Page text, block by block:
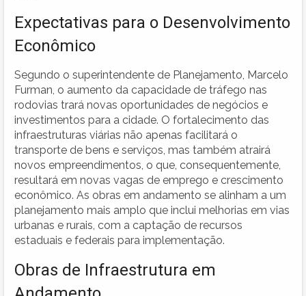
Expectativas para o Desenvolvimento
Econômico
Segundo o superintendente de Planejamento, Marcelo
Furman, o aumento da capacidade de tráfego nas
rodovias trará novas oportunidades de negócios e
investimentos para a cidade. O fortalecimento das
infraestruturas viárias não apenas facilitará o
transporte de bens e serviços, mas também atrairá
novos empreendimentos, o que, consequentemente,
resultará em novas vagas de emprego e crescimento
econômico. As obras em andamento se alinham a um
planejamento mais amplo que inclui melhorias em vias
urbanas e rurais, com a captação de recursos
estaduais e federais para implementação.
Obras de Infraestrutura em